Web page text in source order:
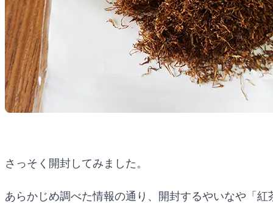
さっそく開封してみました。
あらかじめ調べた情報の通り、開封するやいなや「